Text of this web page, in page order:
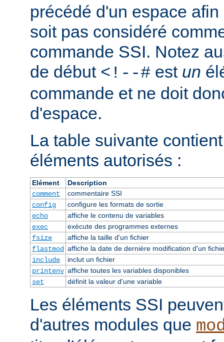
précédé d'un espace
soit pas considéré
commande SSI. Notez
de début <!--# est un
commande et ne doit
d'espace.
La table suivante
éléments autorisés :
Elément
Description
comment
commentaire SSI
config
configure les formats de sortie
echo
affiche le contenu de variables
exec
exécute des programmes externes
fsize
affiche la taille d'un fichier
flastmod affiche la date de dernière modification d'un
include
inclut un fichier
printenv affiche toutes les variables disponibles
set
définit la valeur d'une variable
Les éléments SSI
d'autres modules que